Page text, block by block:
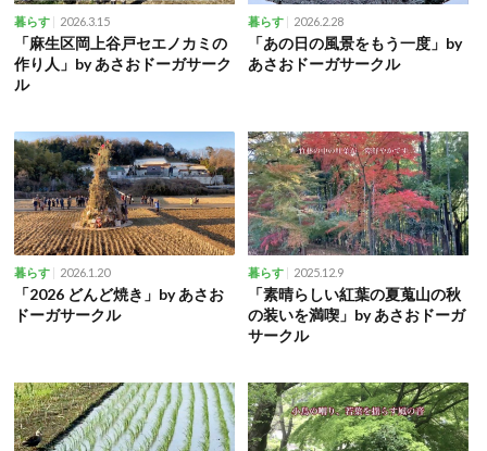
暮らす 2026.3.15
「麻生区岡上谷戸セエノカミの
作り人」by あさおドーガサーク
ル
暮らす 2026.2.28
「あの日の風景をもう一度」by
あさおドーガサークル
暮らす 2026.1.20
「2026 どんど焼き」by あさお
ドーガサークル
暮らす 2025.12.9
「素晴らしい紅葉の夏蒐山の秋
の装いを満喫」by あさおドーガ
サークル